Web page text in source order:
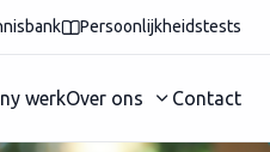
Persoonlijkheidstests
werkOver ons Contact